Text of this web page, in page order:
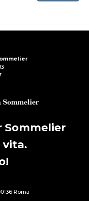
Sommelier
vita.
Roma